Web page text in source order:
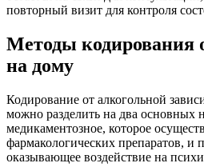
повторный визит для контроля
Методы кодирования
на дому
Кодирование от алкогольной
можно разделить на два основных
медикаментозное, которое
фармакологических препаратов, и
оказывающее воздействие на